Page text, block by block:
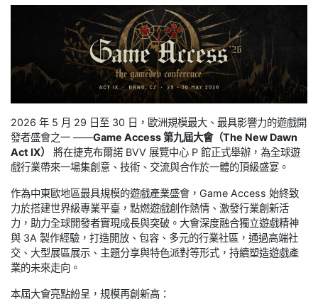
2026 年 5 月 29 日至 30 日，歐洲規模最大、最具影響力的遊戲開
發者盛會之一 ——Game Access 第九屆大會（The New Dawn
Act IX）
將在捷克布爾諾 BVV 展覽中心 P 館正式舉辦，為全球遊
戲行業帶來一場集創意、技術、交流與合作於一體的頂級盛宴。
作為中東歐地區最具規模的遊戲產業盛會，Game Access 始終致
力於搭建世界級專業平臺，點燃遊戲創作熱情、激發行業創新活
力，助力全球開發者實現成長與突破。大會深度融合獨立遊戲精神
與 3A 製作經驗，打造開放、包容、多元的行業社區，通過高端社
交、大型展區展示、主題分享與特色派對等形式，持續塑造遊戲產
業的未來走向。
本屆大會亮點紛呈，規模再創新高：